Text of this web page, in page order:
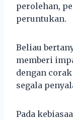
perolehan,
peruntukan.
Beliau
memberi
dengan
segala
Pada